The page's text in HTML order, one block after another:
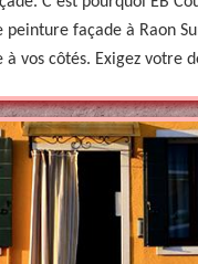
peinture façade à Raon
à vos côtés. Exigez votre